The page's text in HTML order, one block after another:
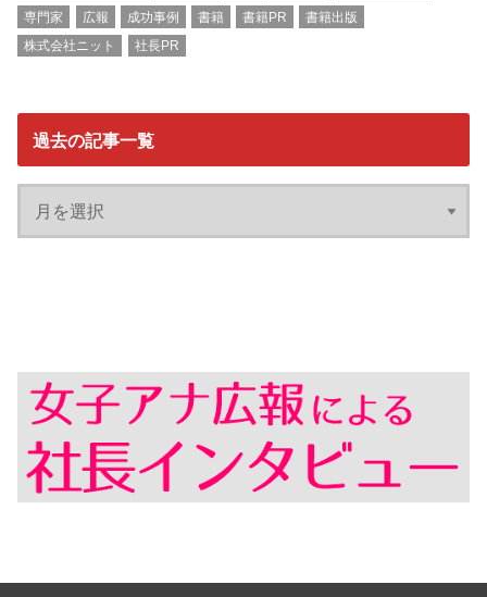
専門家
広報 成功事例 書籍 書籍PR
書籍出版
株式会社ニット
社長PR
過去の記事一覧